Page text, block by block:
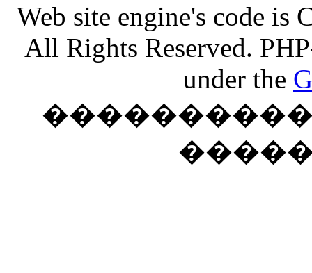
Web site engine's code
All Rights Reserved.
under the
����������